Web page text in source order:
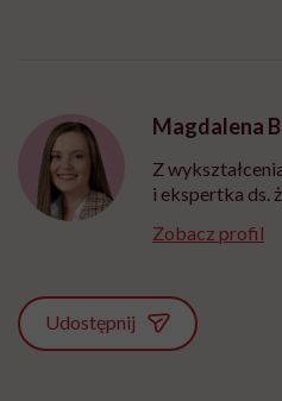
Magdalena
Z
i ekspertka ds.
Zobacz profil
Udostępnij